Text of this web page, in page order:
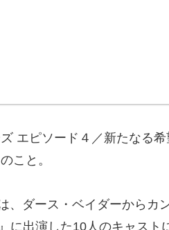
エピソード４／新たなる希
こと。
ダース・ベイダーからカ
に出演した10人のキャスト